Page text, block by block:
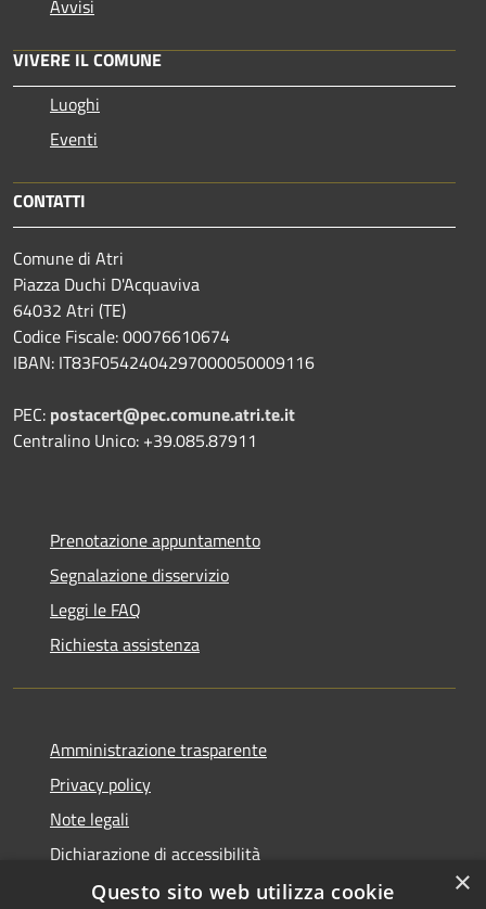
Avvisi
VIVERE IL COMUNE
Luoghi
Eventi
CONTATTI
Comune di Atri
Piazza Duchi D'Acquaviva
64032 Atri (TE)
Codice Fiscale: 00076610674
IBAN: IT83F0542404297000050009116
PEC: postacert@pec.comune.atri.te.it
Centralino Unico: +39.085.87911
Prenotazione appuntamento
Segnalazione disservizio
Leggi le FAQ
Richiesta assistenza
Amministrazione trasparente
Privacy policy
Note legali
Dichiarazione di accessibilità
×
Questo sito web utilizza cookie